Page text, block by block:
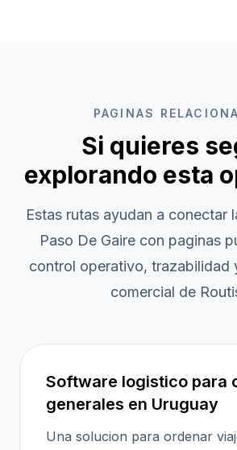
PAGINAS
Si quieres
explorando esta
Estas rutas ayudan a conectar
Paso De Gairecon paginas
control operativo, trazabilidad
comercial de
Software logistico para
generales en Uruguay
Una solucion para ordenar